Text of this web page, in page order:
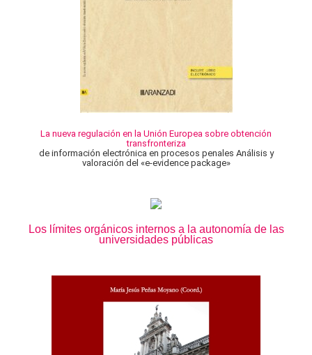
La nueva regulación en la Unión Europea sobre obtención
transfronteriza
de información electrónica en procesos penales Análisis y
valoración del «e-evidence package»
Los límites orgánicos internos a la autonomía de las
universidades públicas